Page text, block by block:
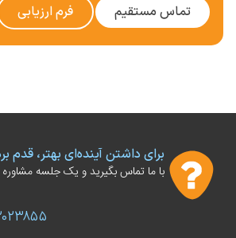
تماس مستقیم فرم ارزیابی
برای داشتن آینده‌ای بهتر، قدم
با ما تماس بگیرید و یک جلسه مشاوره
(+۹۸)